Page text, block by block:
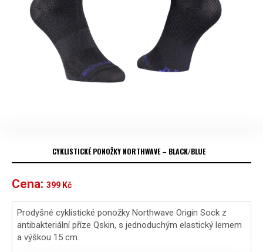
CYKLISTICKÉ PONOŽKY NORTHWAVE – BLACK/BLUE
Cena: 399 Kč
Prodyšné cyklistické ponožky Northwave Origin Sock z
antibakteriální příze Qskin, s jednoduchým elastický lemem
a výškou 15 cm.